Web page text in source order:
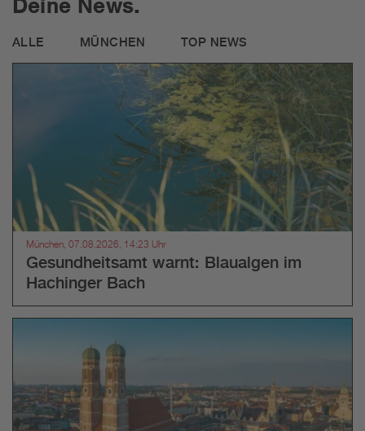
Deine News.
ALLE MÜNCHEN TOP NEWS
München, 07.08.2026, 14:23 Uhr
Gesundheitsamt warnt: Blaualgen im
Hachinger Bach